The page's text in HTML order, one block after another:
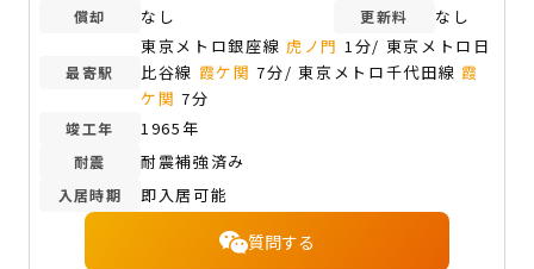
償却 なし 更新料 なし
最寄駅
東京メトロ銀座線虎ノ門 1分/ 東京メトロ日
比谷線 霞ケ関 7分/ 東京メトロ千代田線 霞
ケ関 7分
竣工年 1965年
耐震 耐震補強済み
入居時期 即入居可能
質問する